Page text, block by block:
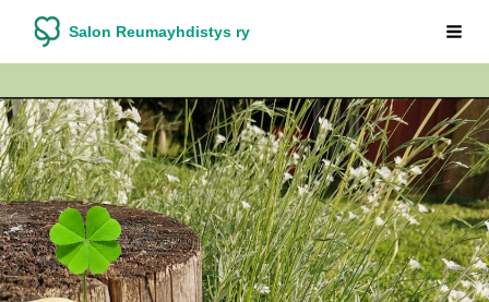
Siirry
sivun
Salon Reumayhdistys ry